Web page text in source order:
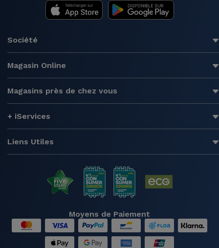
Société
Magasin Online
Magasins près de chez vous
+ iServices
Liens Utiles
Moyens de Paiement